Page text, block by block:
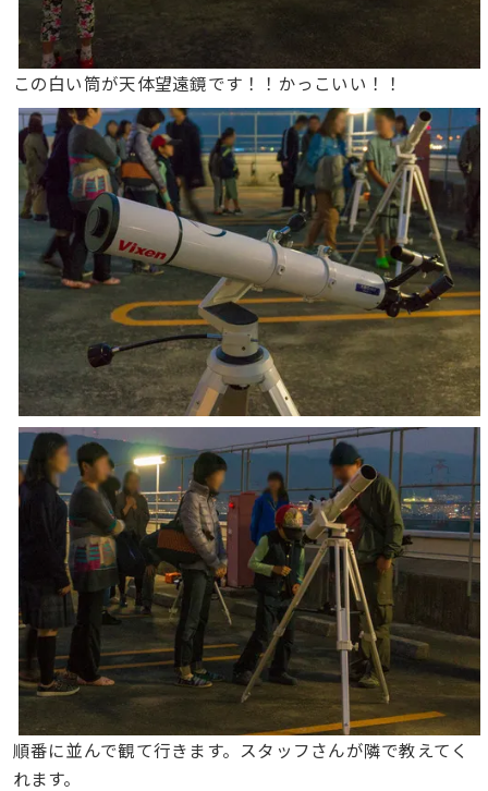
この白い筒が天体望遠鏡です！！かっこいい！！
順番に並んで観て行きます。スタッフさんが隣で教えてく
れます。